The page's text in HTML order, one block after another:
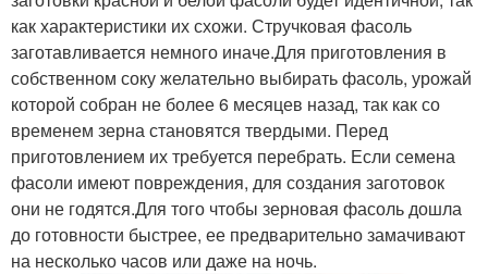
как характеристики их схожи. Стручковая фасоль
заготавливается немного иначе.Для приготовления в
собственном соку желательно выбирать фасоль, урожай
которой собран не более 6 месяцев назад, так как со
временем зерна становятся твердыми. Перед
приготовлением их требуется перебрать. Если семена
фасоли имеют повреждения, для создания заготовок
они не годятся.Для того чтобы зерновая фасоль дошла
до готовности быстрее, ее предварительно замачивают
на несколько часов или даже на ночь.